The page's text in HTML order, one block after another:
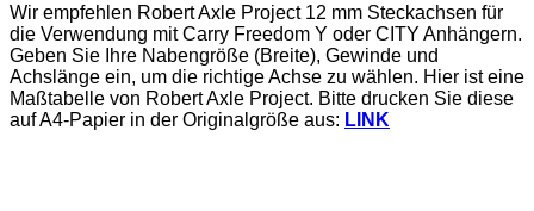
Wir empfehlen Robert Axle Project 12 mm Steckachsen für
die Verwendung mit Carry Freedom Y oder CITY Anhängern.
Geben Sie Ihre Nabengröße (Breite), Gewinde und
Achslänge ein, um die richtige Achse zu wählen. Hier ist eine
Maßtabelle von Robert Axle Project. Bitte drucken Sie diese
auf A4-Papier in der Originalgröße aus: LINK